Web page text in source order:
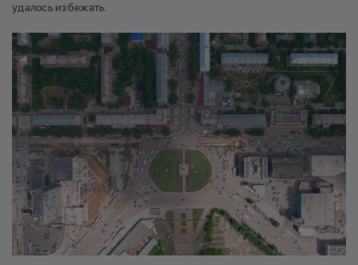
удалось избежать.